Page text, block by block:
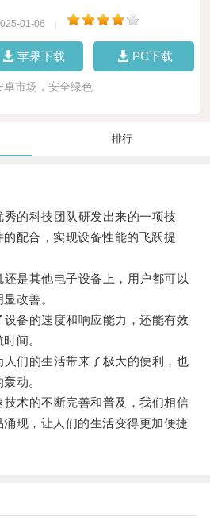
01-06
苹果下载 PC下载
卓市场，安全绿色
排行
的科技团队研发出来的一项技
配合，实现设备性能的飞跃提
是其他电子设备上，用户都可以
改善。
备的速度和响应能力，还能有效
间。
们的生活带来了极大的便利，也
动。
术的不断完善和普及，我们相信
现，让人们的生活变得更加便捷